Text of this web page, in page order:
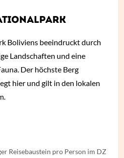
Boliviens beeindruckt durch
Landschaften und eine
Der höchste Berg
hier und gilt in den lokalen
Reisebaustein pro Person im DZ